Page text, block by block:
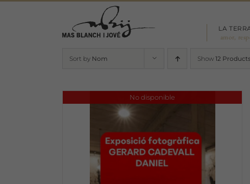
LA
amor,
Sort by Nom Show 12
No disponible